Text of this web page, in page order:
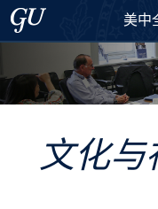
Skip to 美中全球议题对话
Skip to main content
Georgetown University
美中
文化